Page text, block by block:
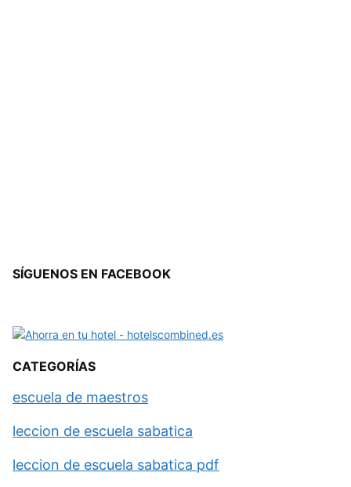
SÍGUENOS EN FACEBOOK
CATEGORÍAS
escuela de maestros
leccion de escuela sabatica
leccion de escuela sabatica pdf